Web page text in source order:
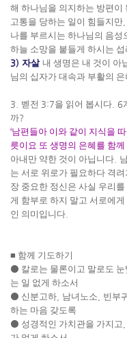
해 하나님을 의지하는 방편이
고통을 당하는 일이 힘들지만
나를 부르시는 하나님의 음
하늘 소망을 붙들게 하시는
3) 자살 내 생명은 내 것이 아
님의 십자가 대속과 부활의
3. 벧전 3:7을 읽어 봅시다 . 6
까?
‘남편들아 이와 같이 지식을
릇이요 또 생명의 은혜를 함
아내만 약한 것이 아닙니다
는 서로 위로가 필요하다 격
장 중요한 정신은 사실 우리
게 함부로 하지 말고 서로에
인 의미입니다
■ 함께 기도하기
⚫ 칼로는 물론이고 말로도
는 일 없게 하소서
⚫ 신분고하 남녀노소
빈부
하는 마음 갖도록
⚫ 성경적인 가치관을 가지고